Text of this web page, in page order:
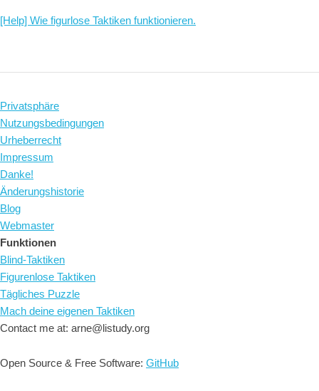
[Help] Wie figurlose Taktiken funktionieren.
Privatsphäre
Nutzungsbedingungen
Urheberrecht
Impressum
Danke!
Änderungshistorie
Blog
Webmaster
Funktionen
Blind-Taktiken
Figurenlose Taktiken
Tägliches Puzzle
Mach deine eigenen Taktiken
Contact me at: arne@listudy.org
Open Source & Free Software: GitHub